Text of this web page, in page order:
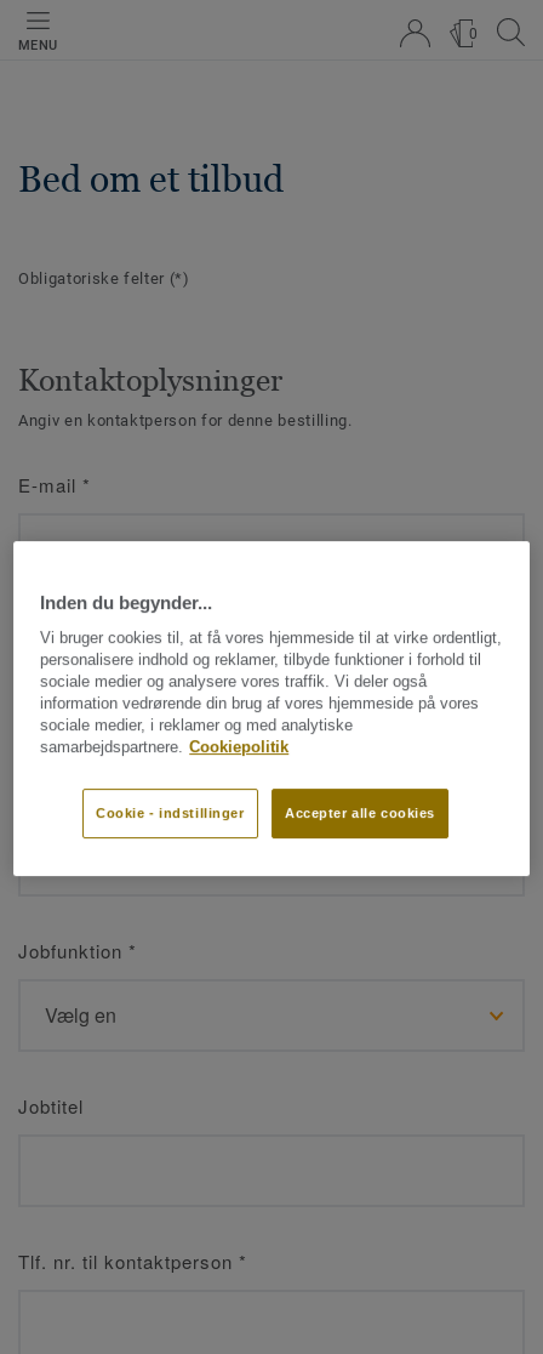
MENU
0
Bed om et tilbud
Obligatoriske felter (*)
Kontaktoplysninger
Angiv en kontaktperson for denne bestilling.
E-mail *
Navn*
Efternavn*
Jobfunktion *
Jobtitel
Tlf. nr. til kontaktperson *
Inden du begynder...
Vi bruger cookies til, at få vores hjemmeside til at virke ordentligt,
personalisere indhold og reklamer, tilbyde funktioner i forhold til
sociale medier og analysere vores traffik. Vi deler også
information vedrørende din brug af vores hjemmeside på vores
sociale medier, i reklamer og med analytiske
samarbejdspartnere. Cookiepolitik
Accepter alle cookies
Cookie - indstillinger